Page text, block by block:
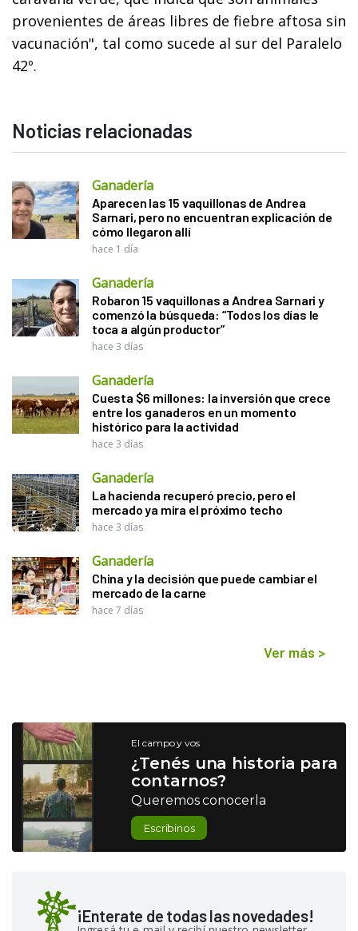
provenientes de áreas libres de fiebre aftosa sin
vacunación", tal como sucede al sur del Paralelo
42º.
Noticias relacionadas
Ganadería
Aparecen las 15 vaquillonas de Andrea
Sarnari, pero no encuentran explicación de
cómo llegaron allí
hace 1 día
Ganadería
Robaron 15 vaquillonas a Andrea Sarnari y
comenzó la búsqueda: “Todos los días le
toca a algún productor”
hace 3 días
Ganadería
Cuesta $6 millones: la inversión que crece
entre los ganaderos en un momento
histórico para la actividad
hace 3 días
Ganadería
La hacienda recuperó precio, pero el
mercado ya mira el próximo techo
hace 3 días
Ganadería
China y la decisión que puede cambiar el
mercado de la carne
hace 7 días
Ver más >
El campo y vos
¿Tenés una historia para
contarnos?
Queremos conocerla
Escribinos
¡Enterate de todas las novedades!